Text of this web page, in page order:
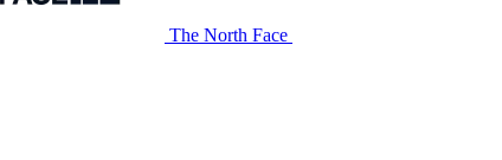
The North Face